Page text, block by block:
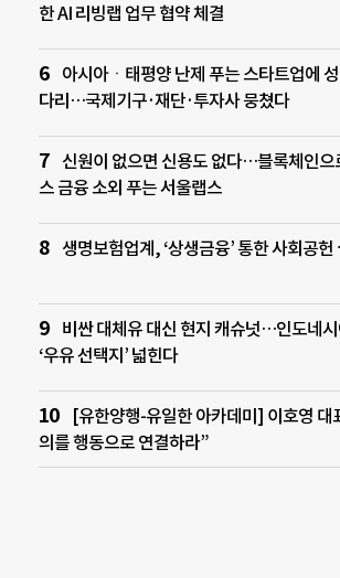
한 AI 리빙랩 업무 협약 체결
아시아ㆍ태평양 난제 푸는 스타트업에
다리…국제기구·재단·투자사 뭉쳤다
신원이 없으면 신용도 없다…블록체인으
스 금융 소외 푸는 서울랩스
생명보험업계, ‘상생금융’ 통한 사회공헌
비싼 대체유 대신 현지 캐슈넛…인도네시
‘우유 선택지’ 넓힌다
[유한양행-유일한 아카데미] 이호영 대
의를 행동으로 연결하라”